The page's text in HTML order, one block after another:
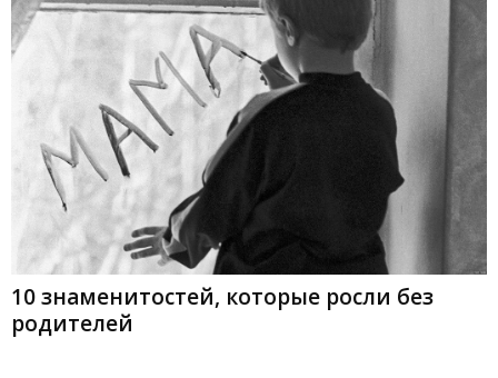
10 знаменитостей, которые росли без
родителей